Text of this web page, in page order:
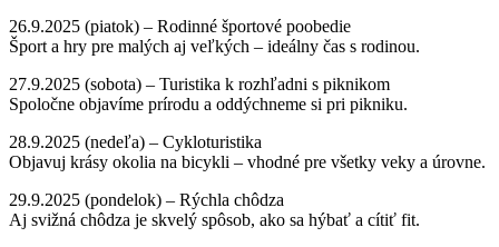
26.9.2025 (piatok) – Rodinné športové poobedie
Šport a hry pre malých aj veľkých – ideálny čas s rodinou.
27.9.2025 (sobota) – Turistika k rozhľadni s piknikom
Spoločne objavíme prírodu a oddýchneme si pri pikniku.
28.9.2025 (nedeľa) – Cykloturistika
Objavuj krásy okolia na bicykli – vhodné pre všetky veky a úrovne.
29.9.2025 (pondelok) – Rýchla chôdza
Aj svižná chôdza je skvelý spôsob, ako sa hýbať a cítiť fit.